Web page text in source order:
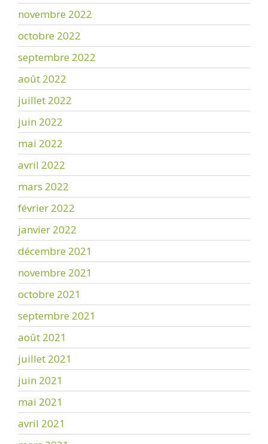
novembre 2022
octobre 2022
septembre 2022
août 2022
juillet 2022
juin 2022
mai 2022
avril 2022
mars 2022
février 2022
janvier 2022
décembre 2021
novembre 2021
octobre 2021
septembre 2021
août 2021
juillet 2021
juin 2021
mai 2021
avril 2021